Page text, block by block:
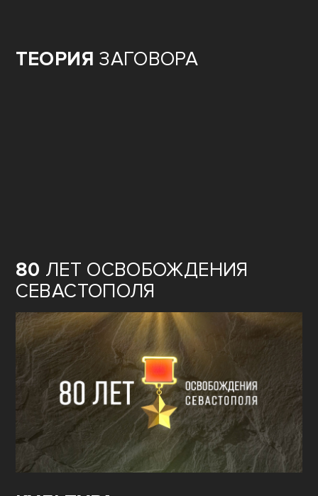
ТЕОРИЯ ЗАГОВОРА
80 ЛЕТ ОСВОБОЖДЕНИЯ
СЕВАСТОПОЛЯ